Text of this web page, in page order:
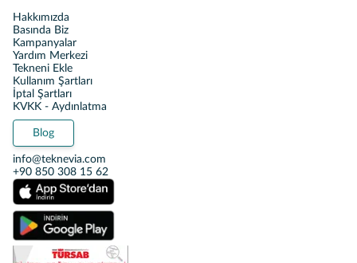
Hakkımızda
Basında Biz
Kampanyalar
Yardım Merkezi
Tekneni Ekle
Kullanım Şartları
İptal Şartları
KVKK - Aydınlatma
Blog
info@teknevia.com
+90 850 308 15 62